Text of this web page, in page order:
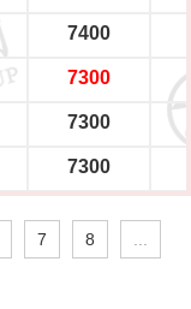
7400
7300
7300
7300
7 8